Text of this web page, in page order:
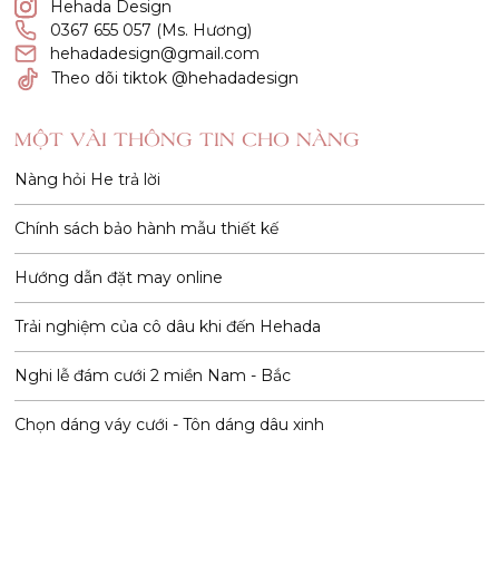
Hehada Design
0367 655 057 (Ms. Hương)
hehadadesign@gmail.com
Theo dõi tiktok @hehadadesign
MỘT VÀI THÔNG TIN CHO NÀNG
Nàng hỏi He trả lời
Chính sách bảo hành mẫu thiết kế
Hướng dẫn đặt may online
Trải nghiệm của cô dâu khi đến Hehada
Nghi lễ đám cưới 2 miền Nam - Bắc
Chọn dáng váy cưới - Tôn dáng dâu xinh